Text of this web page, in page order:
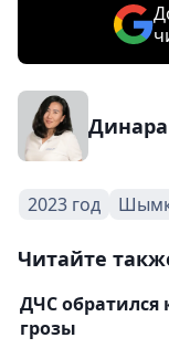
2023 год
Читайте
ДЧС обратился
грозы